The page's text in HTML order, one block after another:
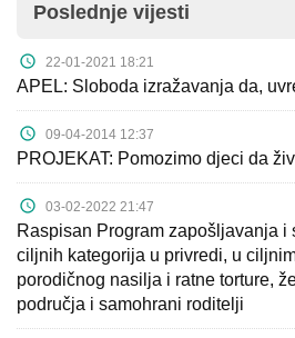
Poslednje vijesti
22-01-2021 18:21
APEL: Sloboda izražavanja da,
09-04-2014 12:37
PROJEKAT: Pomozimo djeci da
03-02-2022 21:47
Raspisan Program zapošljavanja i
ciljnih kategorija u privredi, u
porodičnog nasilja i ratne torture,
područja i samohrani roditelji